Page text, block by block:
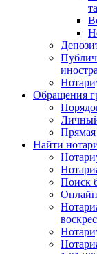
Обращения
Прямая
Найти
Поиск